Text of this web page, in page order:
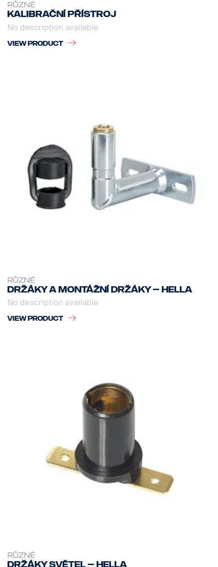
RŮZNÉ
Kalibrační přístroj
No description available
VIEW PRODUCT
RŮZNÉ
Držáky a montážní držáky – Hella
No description available
VIEW PRODUCT
RŮZNÉ
Držáky světel – Hella